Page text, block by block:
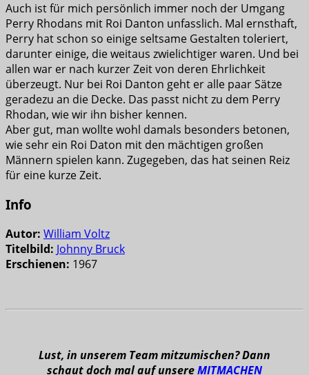
Auch ist für mich persönlich immer noch der Umgang
Perry Rhodans mit Roi Danton unfasslich. Mal ernsthaft,
Perry hat schon so einige seltsame Gestalten toleriert,
darunter einige, die weitaus zwielichtiger waren. Und bei
allen war er nach kurzer Zeit von deren Ehrlichkeit
überzeugt. Nur bei Roi Danton geht er alle paar Sätze
geradezu an die Decke. Das passt nicht zu dem Perry
Rhodan, wie wir ihn bisher kennen.
Aber gut, man wollte wohl damals besonders betonen,
wie sehr ein Roi Daton mit den mächtigen großen
Männern spielen kann. Zugegeben, das hat seinen Reiz
für eine kurze Zeit.
Info
Autor: William Voltz
Titelbild: Johnny Bruck
Erschienen: 1967
Lust, in unserem Team mitzumischen? Dann
schaut doch mal auf unsereMITMACHEN